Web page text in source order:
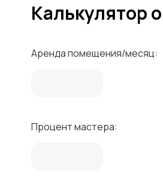
Калькулятор
Аренда помещения/месяц:
Процент мастера: